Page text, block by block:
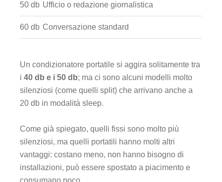
50 db Ufficio o redazione giornalistica
60 db Conversazione standard
Un condizionatore portatile si aggira solitamente tra
i 40 db e i 50 db; ma ci sono alcuni modelli molto
silenziosi (come quelli split) che arrivano anche a
20 db in modalità sleep.
Come già spiegato, quelli fissi sono molto più
silenziosi, ma quelli portatili hanno molti altri
vantaggi: costano meno, non hanno bisogno di
installazioni, può essere spostato a piacimento e
consumano poco.